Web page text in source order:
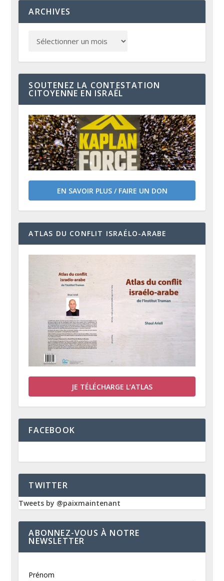
ARCHIVES
SOUTENEZ LA CONTESTATION
CITOYENNE EN ISRAËL
EN SAVOIR PLUS / FAIRE UN DON
ATLAS DU CONFLIT ISRAÉLO-ARABE
JE TÉLÉCHARGE L’ATLAS
FACEBOOK
TWITTER
Tweets by @paixmaintenant
ABONNEZ-VOUS À NOTRE
NEWSLETTER
Prénom